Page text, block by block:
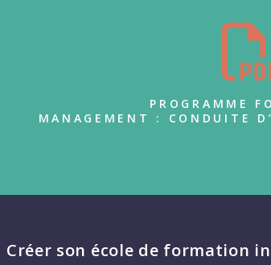
PROGRAMME
MANAGEMENT : CONDUITE
Créer son école de formation